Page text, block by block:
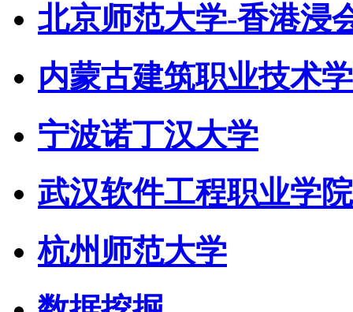
北京师范大学-香港浸
内蒙古建筑职业技术
宁波诺丁汉大学
武汉软件工程职业学院
杭州师范大学